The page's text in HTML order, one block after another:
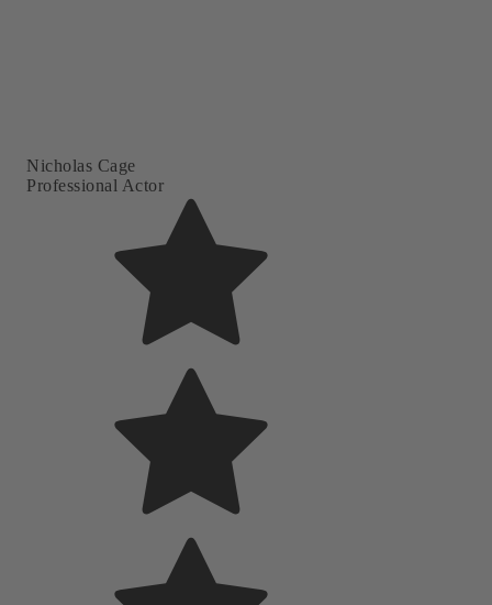
Nicholas Cage
Professional Actor